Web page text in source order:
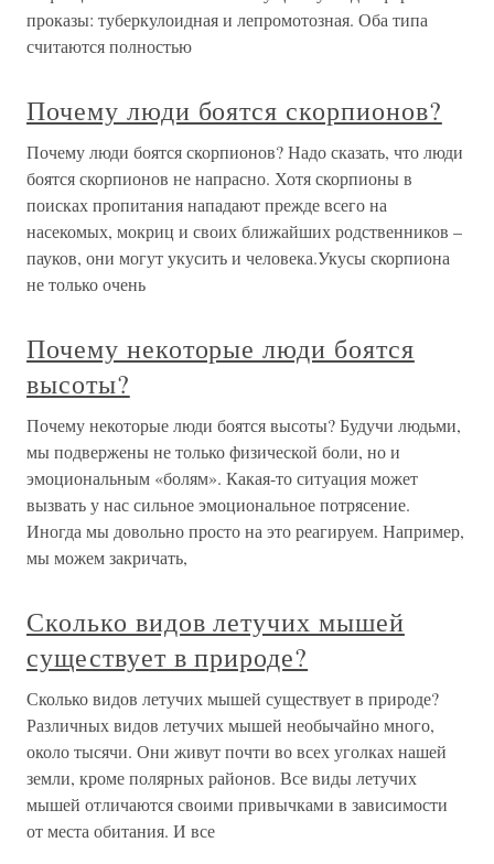
проказы: туберкулоидная и лепромотозная. Оба типа
считаются полностью
Почему люди боятся скорпионов?
Почему люди боятся скорпионов? Надо сказать, что люди
боятся скорпионов не напрасно. Хотя скорпионы в
поисках пропитания нападают прежде всего на
насекомых, мокриц и своих ближайших родственников –
пауков, они могут укусить и человека.Укусы скорпиона
не только очень
Почему некоторые люди боятся
высоты?
Почему некоторые люди боятся высоты? Будучи людьми,
мы подвержены не только физической боли, но и
эмоциональным «болям». Какая-то ситуация может
вызвать у нас сильное эмоциональное потрясение.
Иногда мы довольно просто на это реагируем. Например,
мы можем закричать,
Сколько видов летучих мышей
существует в природе?
Сколько видов летучих мышей существует в природе?
Различных видов летучих мышей необычайно много,
около тысячи. Они живут почти во всех уголках нашей
земли, кроме полярных районов. Все виды летучих
мышей отличаются своими привычками в зависимости
от места обитания. И все